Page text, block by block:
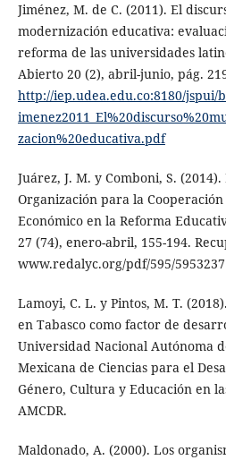
Jiménez, M. de C. (2011). El
modernización educativa:
reforma de las universidades
Abierto 20 (2), abril-junio, pág.
http://iep.udea.edu.co:8180/jspui/
zacion%20educativa.pdf
Juárez, J. M. y Comboni, S.
Organización para la
Económico en la Reforma
27 (74), enero-abril, 155-194.
www.redalyc.org/pdf/595/
Lamoyi, C. L. y Pintos, M. T.
en Tabasco como factor de
Universidad Nacional Autónoma
Mexicana de Ciencias para el
Género, Cultura y Educación en
AMCDR.
Maldonado, A. (2000). Los